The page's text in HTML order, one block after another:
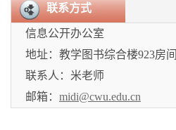
联系方式
信息公开办公室
地址：教学图书综合楼923房间
联系人：米老师
邮箱： midi@cwu.edu.cn